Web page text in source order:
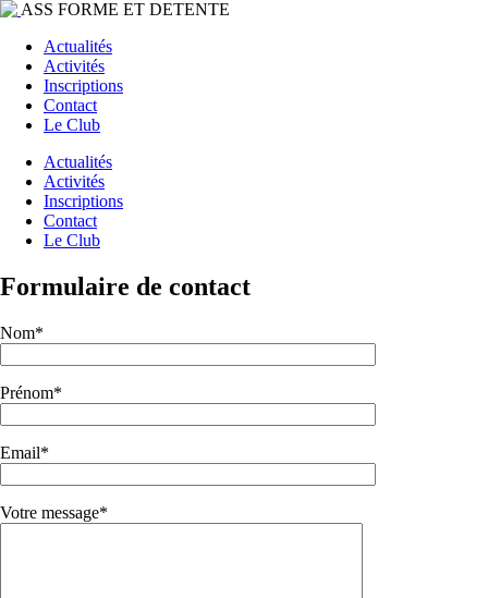
ASS FORME ET DETENTE
Actualités
Activités
Inscriptions
Contact
Le Club
Actualités
Activités
Inscriptions
Contact
Le Club
Formulaire de contact
Nom*
Prénom*
Email*
Votre message*